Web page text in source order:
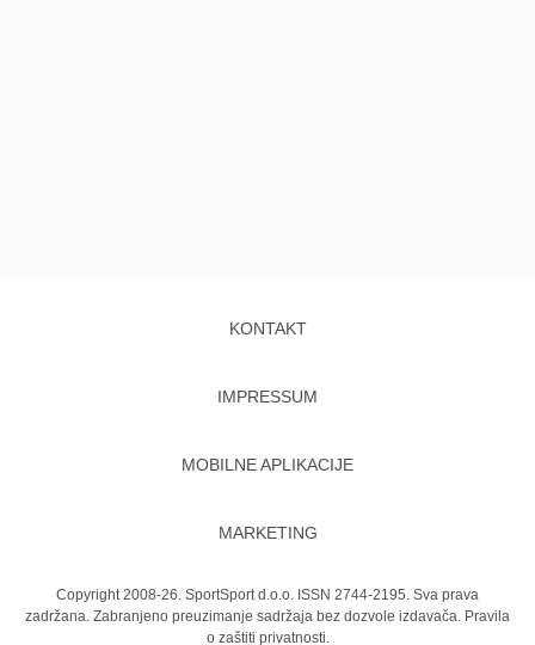
KONTAKT
IMPRESSUM
MOBILNE APLIKACIJE
MARKETING
Copyright 2008-26. SportSport d.o.o. ISSN 2744-2195. Sva prava
zadržana. Zabranjeno preuzimanje sadržaja bez dozvole izdavača. Pravila
o zaštiti privatnosti.